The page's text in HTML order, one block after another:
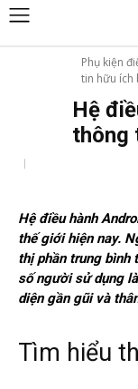
Phụ kiện
tin hữu ích
Hệ
thông
Hệ điều hành
thế giới hiện nay.
thị phần trung bình
số người sử dụng
diện gần gũi và
Tìm hiểu